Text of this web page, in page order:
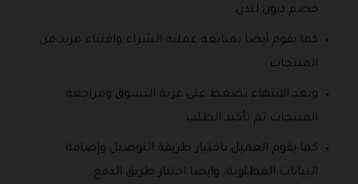
خصم ديون لندن.
كما يقوم أيضا بمتابعة عملية الشراء واقتناء مزيد من
المنتجات.
وبعد الانتهاء تضغط على عربة التسوق ومراجعة
المنتجات ثم تأكيد الطلب.
كما يقوم العميل باختيار طريقة التوصيل وإضافة
البيانات المطلوبة، وايضا اختيار طريق الدفع.